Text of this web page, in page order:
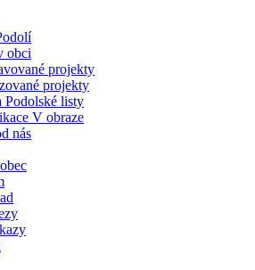
obci
projekty
projekty
Podolské listy
V obraze
nás